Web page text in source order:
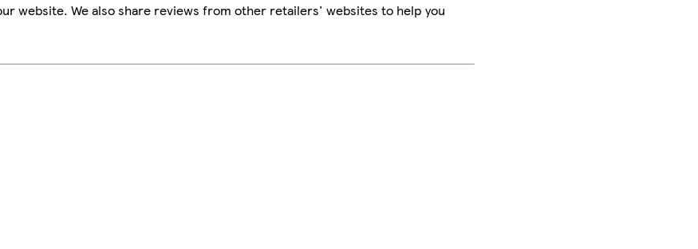
website. We also share reviews from other retailers' websites to help you